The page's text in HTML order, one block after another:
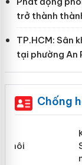
trở thành
TP.HCM: Sân
tại phường An
Chống